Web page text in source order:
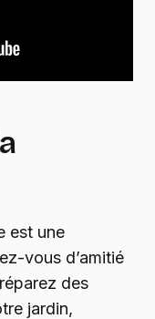
est une
vous d’amitié
des
jardin,